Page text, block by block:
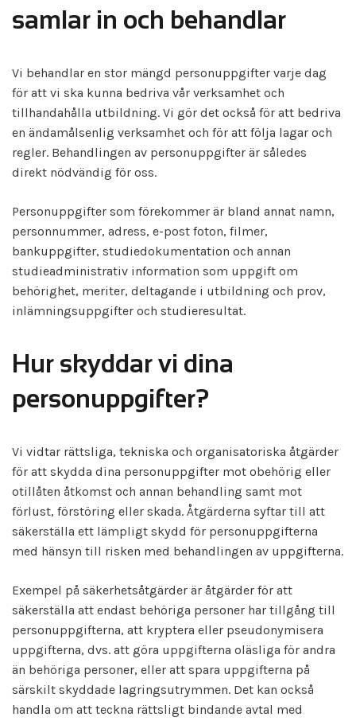
samlar in och behandlar
Vi behandlar en stor mängd personuppgifter varje dag
för att vi ska kunna bedriva vår verksamhet och
tillhandahålla utbildning. Vi gör det också för att bedriva
en ändamålsenlig verksamhet och för att följa lagar och
regler. Behandlingen av personuppgifter är således
direkt nödvändig för oss.
Personuppgifter som förekommer är bland annat namn,
personnummer, adress, e-post foton, filmer,
bankuppgifter, studiedokumentation och annan
studieadministrativ information som uppgift om
behörighet, meriter, deltagande i utbildning och prov,
inlämningsuppgifter och studieresultat.
Hur skyddar vi dina
personuppgifter?
Vi vidtar rättsliga, tekniska och organisatoriska åtgärder
för att skydda dina personuppgifter mot obehörig eller
otillåten åtkomst och annan behandling samt mot
förlust, förstöring eller skada. Åtgärderna syftar till att
säkerställa ett lämpligt skydd för personuppgifterna
med hänsyn till risken med behandlingen av uppgifterna.
Exempel på säkerhetsåtgärder är åtgärder för att
säkerställa att endast behöriga personer har tillgång till
personuppgifterna, att kryptera eller pseudonymisera
uppgifterna, dvs. att göra uppgifterna oläsliga för andra
än behöriga personer, eller att spara uppgifterna på
särskilt skyddade lagringsutrymmen. Det kan också
handla om att teckna rättsligt bindande avtal med